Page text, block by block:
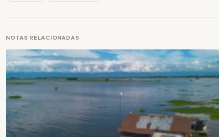
NOTAS RELACIONADAS